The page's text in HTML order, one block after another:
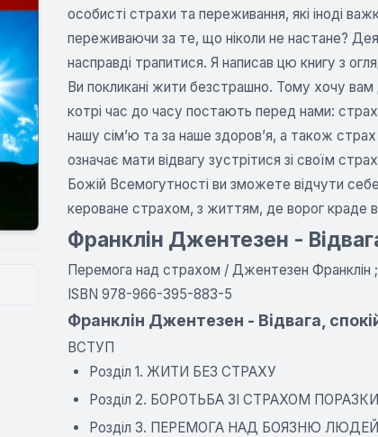
особисті страхи та переживання, які іноді
переживаючи за те, що ніколи не настане?
насправді трапитися. Я написав цю книгу з
Ви покликані жити безстрашно. Тому хочу
котрі час до часу постають перед нами:
нашу сім’ю та за наше здоров’я, а також
означає мати відвагу зустрітися зі своїм
Божій Всемогутності ви зможете відчути
кероване страхом, з життям, де ворог краде
Франклін Джентезен -
Перемога над страхом / Джентезен Франклін ;
ISBN 978-966-395-883-5
Франклін Джентезен - Відвага,
ВСТУП
Розділ 1. ЖИТИ БЕЗ СТРАХУ
Розділ 2. БОРОТЬБА ЗІ СТРАХОМ ПОРАЗКИ
Розділ 3. ПЕРЕМОГА НАД БОЯЗНЮ ЛЮДЕЙ